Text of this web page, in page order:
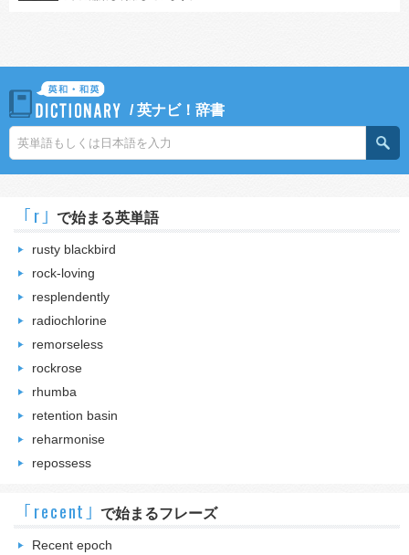
/英ナビ！辞書
｢r｣ で始まる英単語
rusty blackbird
rock-loving
resplendently
radiochlorine
remorseless
rockrose
rhumba
retention basin
reharmonise
repossess
｢recent｣ で始まるフレーズ
Recent epoch